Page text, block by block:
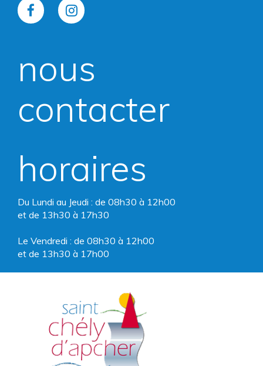
Lien
le
Facebook
Lien
le
Instagram
nous
contacter
horaires
Du Lundi au Jeudi : de 08h30 à 12h00
et de 13h30 à 17h30
Le Vendredi : de 08h30 à 12h00
et de 13h30 à 17h00